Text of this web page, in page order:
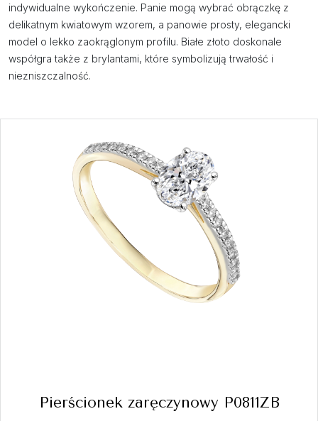
indywidualne wykończenie. Panie mogą wybrać obrączkę z
delikatnym kwiatowym wzorem, a panowie prosty, elegancki
model o lekko zaokrąglonym profilu. Białe złoto doskonale
współgra także z brylantami, które symbolizują trwałość i
niezniszczalność.
Pierścionek zaręczynowy P0811ZB